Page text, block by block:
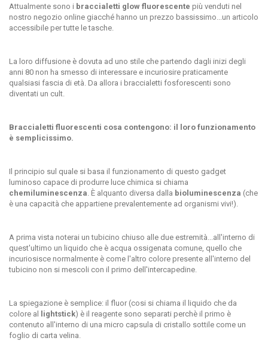
Attualmente sono i braccialetti glow fluorescente più venduti nel
nostro negozio online giacché hanno un prezzo bassissimo...un articolo
accessibile per tutte le tasche.
La loro diffusione è dovuta ad uno stile che partendo dagli inizi degli
anni 80 non ha smesso di interessare e incuriosire praticamente
qualsiasi fascia di età. Da allora i braccialetti fosforescenti sono
diventati un cult.
Braccialetti fluorescenti cosa contengono: il loro funzionamento
è semplicissimo.
Il principio sul quale si basa il funzionamento di questo gadget
luminoso capace di produrre luce chimica si chiama
chemiluminescenza. È alquanto diversa dalla bioluminescenza (che
è una capacità che appartiene prevalentemente ad organismi vivi!).
A prima vista noterai un tubicino chiuso alle due estremità...all'interno di
quest'ultimo un liquido che è acqua ossigenata comune, quello che
incuriosisce normalmente è come l'altro colore presente all'interno del
tubicino non si mescoli con il primo dell'intercapedine.
La spiegazione è semplice: il fluor (cosi si chiama il liquido che da
colore al
lightstick) è il reagente sono separati perchè il primo è
contenuto all'interno di una micro capsula di cristallo sottile come un
foglio di carta velina.